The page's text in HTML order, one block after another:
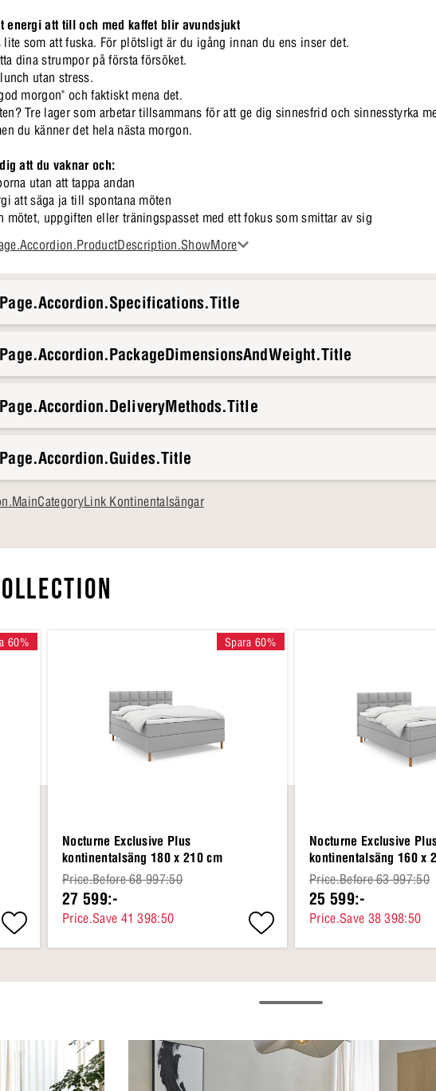
energi att till och med kaffet blir avundsjukt
lite som att fuska. För plötsligt är du igång innan du ens inser det.
dina strumpor på första försöket.
utan stress.
morgon" och faktiskt mena det.
Tre lager som arbetar tillsammans för att ge dig sinnesfrid och sinnesstyrka
du känner det hela nästa morgon.
att du vaknar och:
utan att tappa andan
att säga ja till spontana möten
mötet, uppgiften eller träningspasset med ett fokus som smittar av sig
och sänggavel (tillval) köps separat - så att du kan välja exakt det
dig MorgonKlar
180x200 cm får du 7 komfortzoner som gör jobbet åt dig medan du sover.
värld av energi? Se hela Exclusive-sortimentet.
Kontinentalsängar
60% Spara 60%
Nocturne Exclusive Plus
kontinentalsäng 180 x 210 cm
Price.Before 68 997:50
27 599:-
Price.Save 41 398:50
Nocturne Exclusive
kontinentalsäng 160 x
Price.Before 63 997:50
25 599:-
Price.Save 38 398:50